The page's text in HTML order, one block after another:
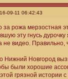
09-11 06:42:43
за рожа мерзостная
эту гнусь дурочку
не видео. Правильно,
Нижний Новгород
были хорошие
грязной истории